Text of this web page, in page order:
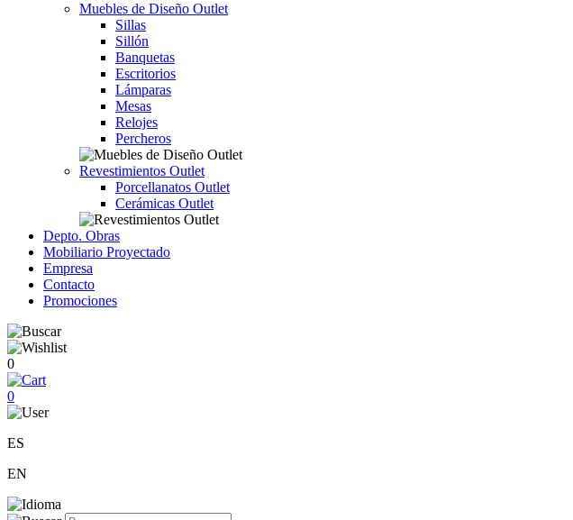
Muebles de Diseño Outlet
Sillas
Sillón
Banquetas
Escritorios
Lámparas
Mesas
Relojes
Percheros
Revestimientos Outlet
Porcellanatos Outlet
Cerámicas Outlet
Depto. Obras
Mobiliario Proyectado
Empresa
Contacto
Promociones
0
0
ES
EN